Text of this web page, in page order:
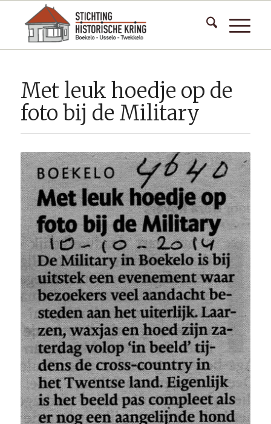
Met leuk hoedje op de
foto bij de Military